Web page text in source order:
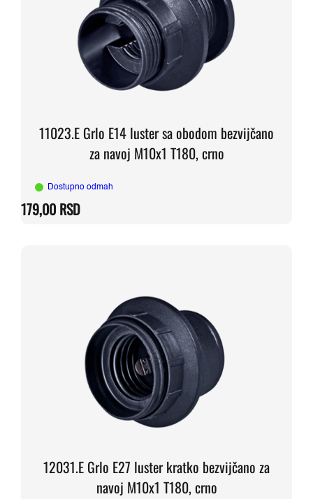
11023.E Grlo E14 luster sa obodom bezvijčano
za navoj M10x1 T180, crno
Dostupno odmah
179,00 RSD
12031.E Grlo E27 luster kratko bezvijčano za
navoj M10x1 T180, crno